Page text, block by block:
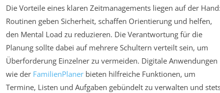
Die Vorteile eines klaren Zeitmanagements liegen auf der
Routinen geben Sicherheit, schaffen Orientierung und helfen,
den Mental Load zu reduzieren. Die Verantwortung für die
Planung sollte dabei auf mehrere Schultern verteilt sein, um
Überforderung Einzelner zu vermeiden. Digitale Anwendungen
wie der FamilienPlaner bieten hilfreiche Funktionen, um
Termine, Listen und Aufgaben gebündelt zu verwalten und